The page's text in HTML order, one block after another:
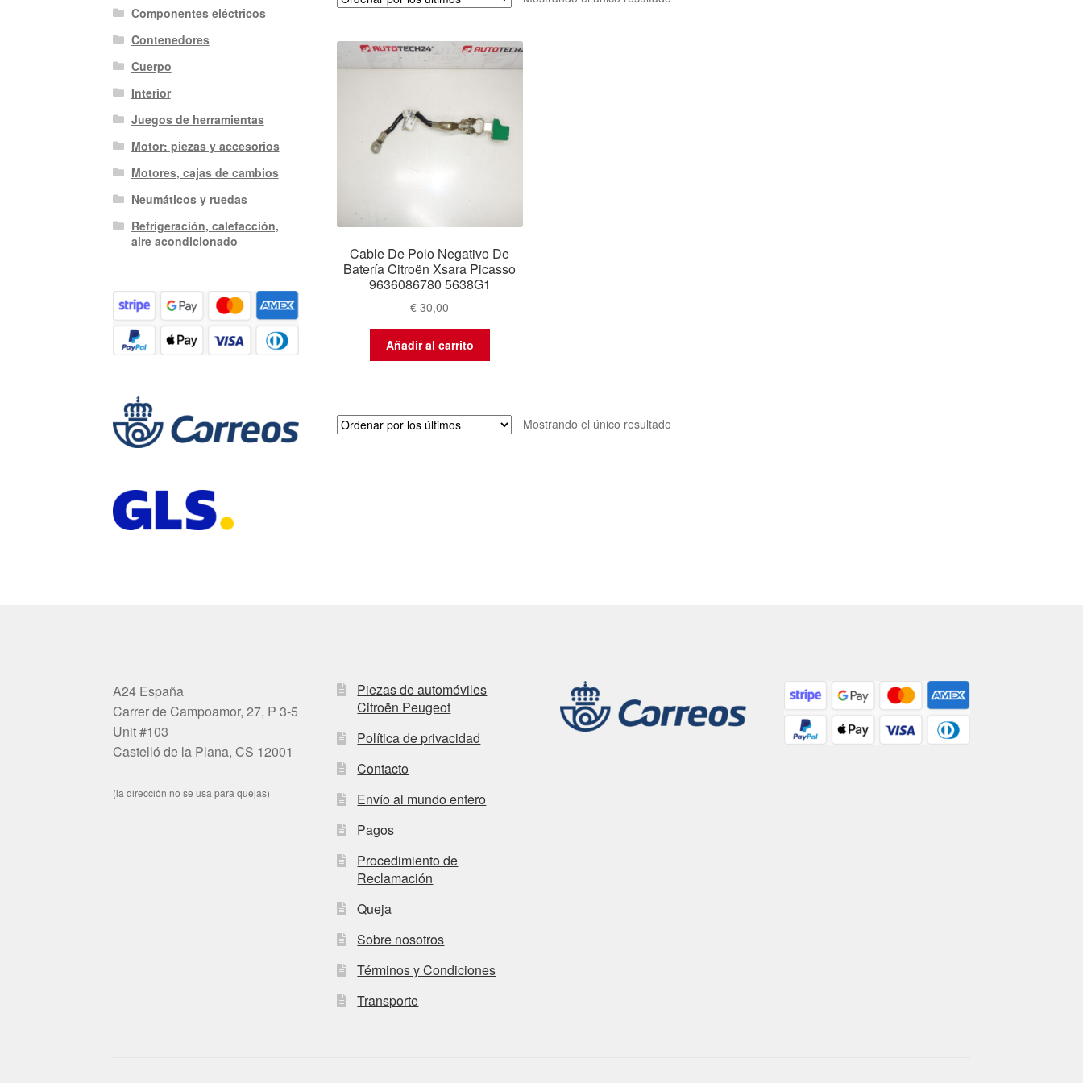
Cable De Polo Negativo De
Batería Citroën Xsara Picasso
9636086780 5638G1
€ 30,00
Añadir al carrito
Mostrando el único resultado
Componentes eléctricos
Contenedores
Cuerpo
Interior
Juegos de herramientas
Motor: piezas y accesorios
Motores, cajas de cambios
Neumáticos y ruedas
Refrigeración, calefacción,
aire acondicionado
A24 España
Carrer de Campoamor, 27, P 3-5
Unit #103
Castelló de la Plana, CS 12001
(la dirección no se usa para quejas)
Piezas de automóviles
Citroën Peugeot
Política de privacidad
Contacto
Envío al mundo entero
Pagos
Procedimiento de
Reclamación
Queja
Sobre nosotros
Términos y Condiciones
Transporte